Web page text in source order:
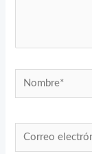
Nombre*
Correo
electrónico*